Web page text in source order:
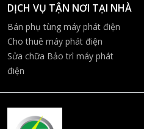
DỊCH VỤ TẬN NƠI TẠI NHÀ
Bán phụ tùng máy phát điện
Cho thuê máy phát điện
Sửa chữa Bảo trì máy phát
điện